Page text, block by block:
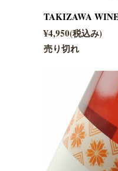
TAKIZAWA
¥4,950(税込み)
売り切れ